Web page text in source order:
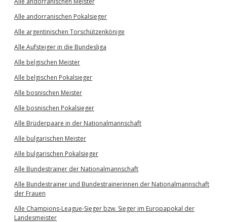
Alle andorranischen Pokalsieger
Alle argentinischen Torschützenkönige
Alle Aufsteiger in die Bundesliga
Alle belgischen Meister
Alle belgischen Pokalsieger
Alle bosnischen Meister
Alle bosnischen Pokalsieger
Alle Brüderpaare in der Nationalmannschaft
Alle bulgarischen Meister
Alle bulgarischen Pokalsieger
Alle Bundestrainer der Nationalmannschaft
Alle Bundestrainer und Bundestrainerinnen der Nationalmannschaft
der Frauen
Alle Champions-League-Sieger bzw. Sieger im Europapokal der
Landesmeister